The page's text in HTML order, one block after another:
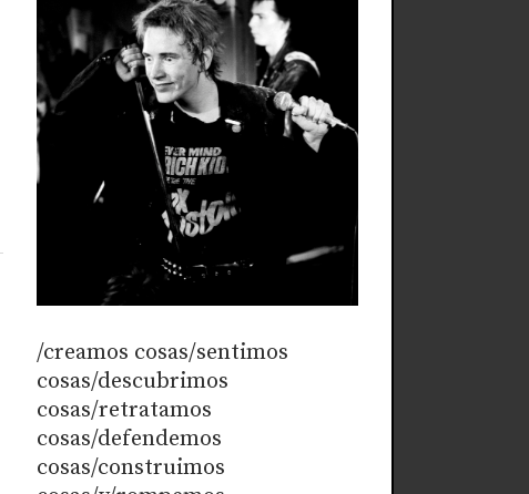
/creamos cosas/sentimos
cosas/descubrimos
cosas/retratamos
cosas/defendemos
cosas/construimos